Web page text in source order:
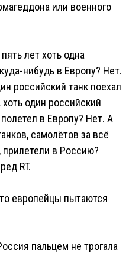
или военного
лет хоть одна
нибудь в Европу? Нет.
российский танк поехал
один российский
в Европу? Нет. А
самолётов за всё
прилетели в Россию?
RT.
европейцы пытаются
пальцем не трогала